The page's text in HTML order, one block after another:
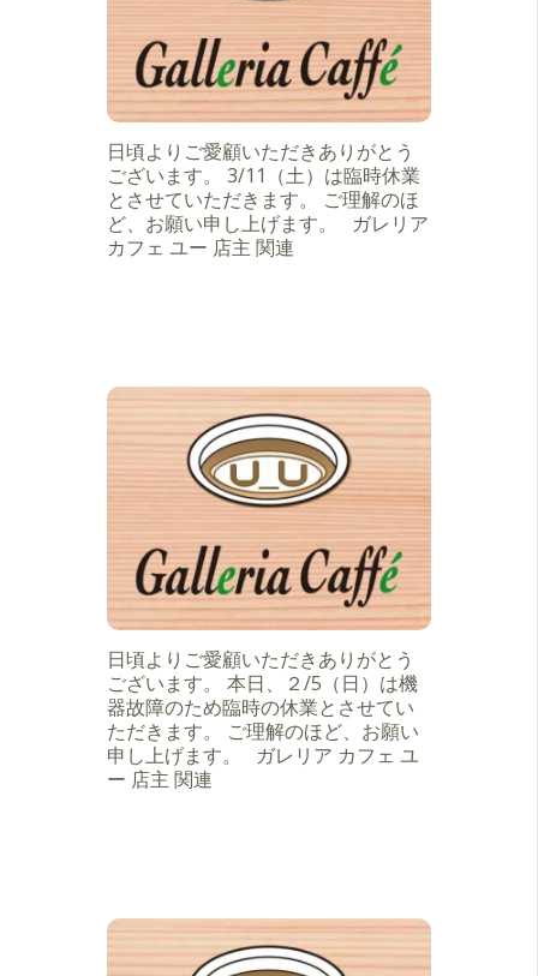
日頃よりご愛顧いただきありがとう
ございます。 3/11（土）は臨時休業
とさせていただきます。 ご理解のほ
ど、お願い申し上げます。 ガレリア
カフェ ユー 店主 関連
日頃よりご愛顧いただきありがとう
ございます。 本日、２/5（日）は機
器故障のため臨時の休業とさせてい
ただきます。 ご理解のほど、お願い
申し上げます。 ガレリア カフェ ユ
ー 店主 関連